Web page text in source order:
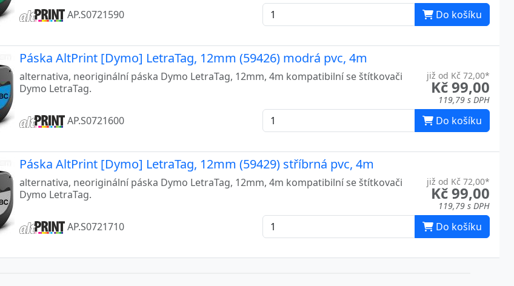
AP.S0721590 Do košíku
Páska AltPrint [Dymo] LetraTag, 12mm (59426) modrá pvc, 4m
již od Kč 72,00*
Kč 99,00
119,79 s DPH
alternativa, neoriginální páska Dymo LetraTag, 12mm, 4m kompatibilní se štítkovači
Dymo LetraTag.
AP.S0721600 Do košíku
Páska AltPrint [Dymo] LetraTag, 12mm (59429) stříbrná pvc, 4m
již od Kč 72,00*
Kč 99,00
119,79 s DPH
alternativa, neoriginální páska Dymo LetraTag, 12mm, 4m kompatibilní se štítkovači
Dymo LetraTag.
AP.S0721710 Do košíku